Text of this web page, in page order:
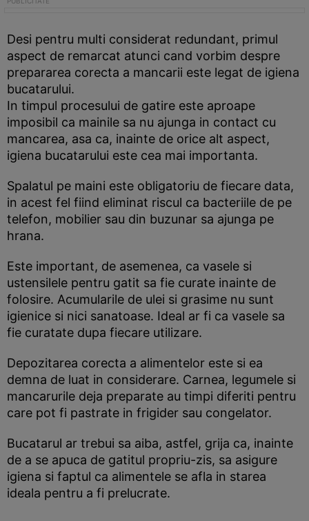
Desi pentru multi considerat redundant, primul
aspect de remarcat atunci cand vorbim despre
prepararea corecta a mancarii este legat de igiena
bucatarului.
In timpul procesului de gatire este aproape
imposibil ca mainile sa nu ajunga in contact cu
mancarea, asa ca, inainte de orice alt aspect,
igiena bucatarului este cea mai importanta.
Spalatul pe maini este obligatoriu de fiecare data,
in acest fel fiind eliminat riscul ca bacteriile de pe
telefon, mobilier sau din buzunar sa ajunga pe
hrana.
Este important, de asemenea, ca vasele si
ustensilele pentru gatit sa fie curate inainte de
folosire. Acumularile de ulei si grasime nu sunt
igienice si nici sanatoase. Ideal ar fi ca vasele sa
fie curatate dupa fiecare utilizare.
Depozitarea corecta a alimentelor este si ea
demna de luat in considerare. Carnea, legumele si
mancarurile deja preparate au timpi diferiti pentru
care pot fi pastrate in frigider sau congelator.
Bucatarul ar trebui sa aiba, astfel, grija ca, inainte
de a se apuca de gatitul propriu-zis, sa asigure
igiena si faptul ca alimentele se afla in starea
ideala pentru a fi prelucrate.